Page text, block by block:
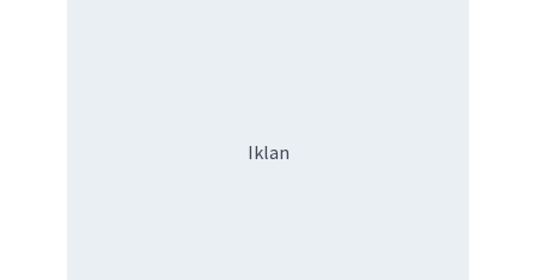
Iklan